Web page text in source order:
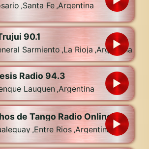
,Santa Fe ,Argentina
90.1
Sarmiento ,La Rioja ,Argentina
Radio 94.3
Lauquen,Argentina
de Tango Radio Online
,Entre Rios ,Argentina